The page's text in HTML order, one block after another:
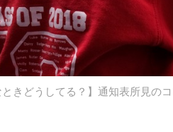
ときどうしてる？】通知表所見の